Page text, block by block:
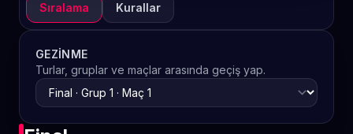
Sıralama Kurallar
GEZINME
Turlar, gruplar ve maçlar arasında geçiş yap.